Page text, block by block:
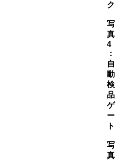
ク
写
真
4
：
自
動
検
品
ゲ
ー
ト
写
真